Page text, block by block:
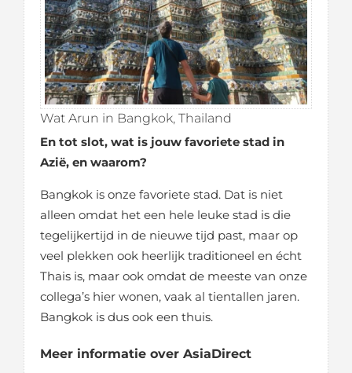
Wat Arun in Bangkok, Thailand
En tot slot, wat is jouw favoriete stad in
Azië, en waarom?
Bangkok is onze favoriete stad. Dat is niet
alleen omdat het een hele leuke stad is die
tegelijkertijd in de nieuwe tijd past, maar op
veel plekken ook heerlijk traditioneel en écht
Thais is, maar ook omdat de meeste van onze
collega’s hier wonen, vaak al tientallen jaren.
Bangkok is dus ook een thuis.
Meer informatie over AsiaDirect